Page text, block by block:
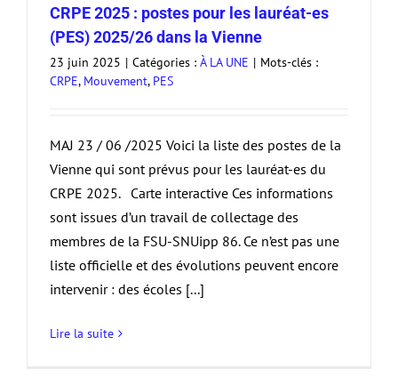
CRPE 2025 : postes pour les lauréat-es
(PES) 2025/26 dans la Vienne
23 juin 2025 | Catégories : À LA UNE | Mots-clés :
CRPE, Mouvement, PES
MAJ 23 / 06 /2025 Voici la liste des postes de la
Vienne qui sont prévus pour les lauréat-es du
CRPE 2025. Carte interactive Ces informations
sont issues d’un travail de collectage des
membres de la FSU-SNUipp 86. Ce n’est pas une
liste officielle et des évolutions peuvent encore
intervenir : des écoles [...]
Lire la suite